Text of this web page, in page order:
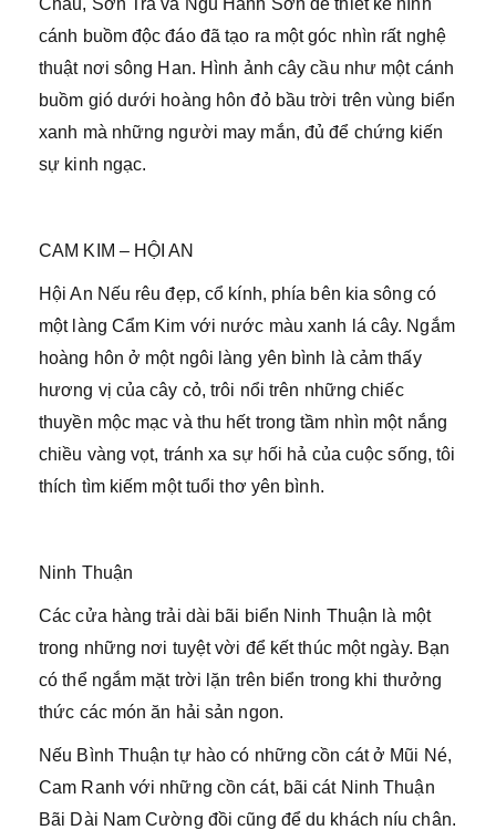
Châu, Sơn Trà và Ngũ Hành Sơn để thiết kế hình
cánh buồm độc đáo đã tạo ra một góc nhìn rất nghệ
thuật nơi sông Han. Hình ảnh cây cầu như một cánh
buồm gió dưới hoàng hôn đỏ bầu trời trên vùng biển
xanh mà những người may mắn, đủ để chứng kiến ​​
sự kinh ngạc.
CAM KIM – HỘI AN
Hội An Nếu rêu đẹp, cổ kính, phía bên kia sông có
một làng Cẩm Kim với nước màu xanh lá cây. Ngắm
hoàng hôn ở một ngôi làng yên bình là cảm thấy
hương vị của cây cỏ, trôi nổi trên những chiếc
thuyền mộc mạc và thu hết trong tầm nhìn một nắng
chiều vàng vọt, tránh xa sự hối hả của cuộc sống, tôi
thích tìm kiếm một tuổi thơ yên bình.
Ninh Thuận
Các cửa hàng trải dài bãi biển Ninh Thuận là một
trong những nơi tuyệt vời để kết thúc một ngày. Bạn
có thể ngắm mặt trời lặn trên biển trong khi thưởng
thức các món ăn hải sản ngon.
Nếu Bình Thuận tự hào có những cồn cát ở Mũi Né,
Cam Ranh với những cồn cát, bãi cát Ninh Thuận
Bãi Dài Nam Cường đồi cũng để du khách níu chân.